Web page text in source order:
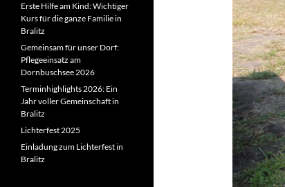
Erste Hilfe am Kind: Wichtiger
Kurs für die ganze Familie in
Bralitz
Gemeinsam für unser Dorf:
Pflegeeinsatz am
Dornbuschsee 2026
Terminhighlights 2026: Ein
Jahr voller Gemeinschaft in
Bralitz
Lichterfest 2025
Einladung zum Lichterfest in
Bralitz